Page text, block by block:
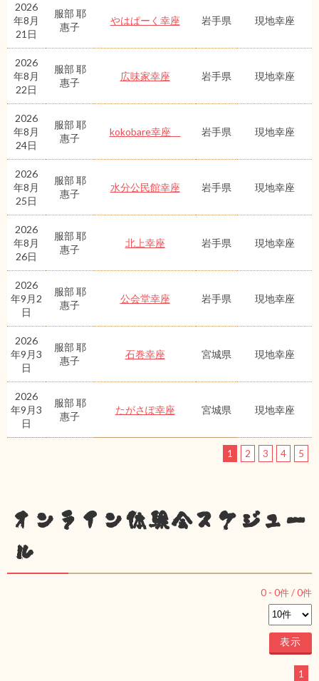
2026
年8月
21日
服部 耶
惠子
やはぱーく幸座 岩手県 現地幸座
2026
年8月
22日
服部 耶
惠子
広味家幸座 岩手県 現地幸座
2026
年8月
24日
服部 耶
惠子
kokobare幸座 岩手県 現地幸座
2026
年8月
25日
服部 耶
惠子
水分公民館幸座 岩手県 現地幸座
2026
年8月
26日
服部 耶
惠子
北上幸座 岩手県 現地幸座
2026
年9月2
日
服部 耶
惠子
公会堂幸座 岩手県 現地幸座
2026
年9月3
日
服部 耶
惠子
石巻幸座 宮城県 現地幸座
2026
年9月3
日
服部 耶
惠子
たがさぽ幸座 宮城県 現地幸座
1 2 3 4 5
オンライン体験会スケジュー
ル
0 - 0件 /0件
1